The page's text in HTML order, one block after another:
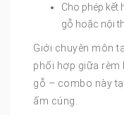
Cho phép kết
gỗ hoặc nội
Giới chuyên môn
phối hợp giữa rèm
gỗ – combo này
ấm cúng.